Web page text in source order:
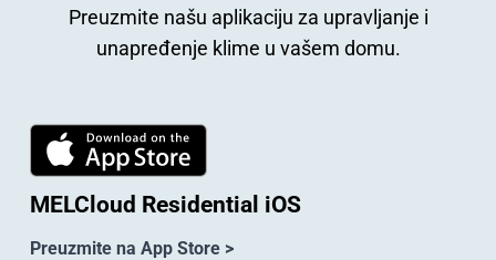
Preuzmite našu aplikaciju za upravljanje i
unapređenje klime u vašem domu.
MELCloud Residential iOS
Preuzmite na App Store >